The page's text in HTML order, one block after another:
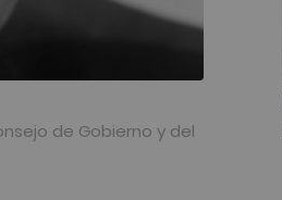
de Gobierno y del